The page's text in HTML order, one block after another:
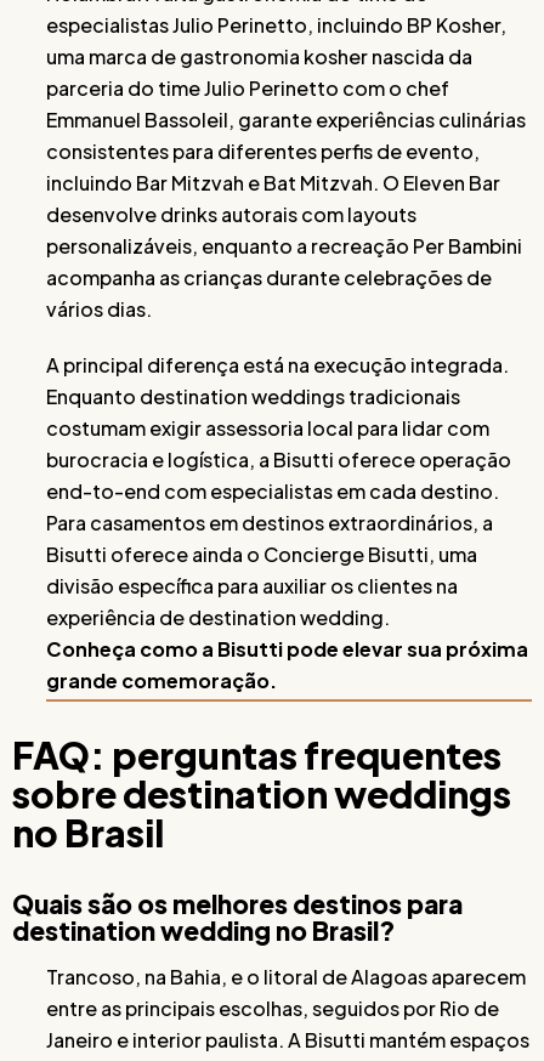
especialistas Julio Perinetto, incluindo BP Kosher,
uma marca de gastronomia kosher nascida da
parceria do time Julio Perinetto com o chef
Emmanuel Bassoleil, garante experiências culinárias
consistentes para diferentes perfis de evento,
incluindo Bar Mitzvah e Bat Mitzvah. O Eleven Bar
desenvolve drinks autorais com layouts
personalizáveis, enquanto a recreação Per Bambini
acompanha as crianças durante celebrações de
vários dias.
A principal diferença está na execução integrada.
Enquanto destination weddings tradicionais
costumam exigir assessoria local para lidar com
burocracia e logística, a Bisutti oferece operação
end-to-end com especialistas em cada destino.
Para casamentos em destinos extraordinários, a
Bisutti oferece ainda o Concierge Bisutti, uma
divisão específica para auxiliar os clientes na
experiência de destination wedding.
Conheça como a Bisutti pode elevar sua próxima
grande comemoração.
FAQ: perguntas frequentes
sobre destination weddings
no Brasil
Quais são os melhores destinos para
destination wedding no Brasil?
Trancoso, na Bahia, e o litoral de Alagoas aparecem
entre as principais escolhas, seguidos por Rio de
Janeiro e interior paulista. A Bisutti mantém espaços